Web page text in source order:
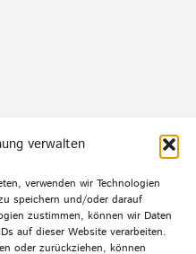
verwalten
verwenden wir Technologien
speichern und/oder darauf
zustimmen, können wir Daten
auf dieser Website verarbeiten.
oder zurückziehen, können